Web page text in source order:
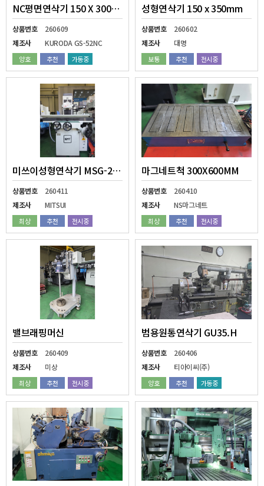
NC평면연삭기 150 X 300MM
상품번호
260609
제조사
KURODA GS-52NC
양호 추천 가동중
성형연삭기 150 x 350mm
상품번호
260602
제조사
대명
보통 추천 전시중
미쓰이성형연삭기 MSG-250M
상품번호
260411
제조사
MITSUI
최상 추천 전시중
마그네트척 300X600MM
상품번호
260410
제조사
NS마그네트
최상 추천 전시중
밸브래핑머신
상품번호
260409
제조사
미상
최상 추천 전시중
범용원통연삭기 GU35.H
상품번호
260406
제조사
티아이씨(주)
양호 추천 가동중